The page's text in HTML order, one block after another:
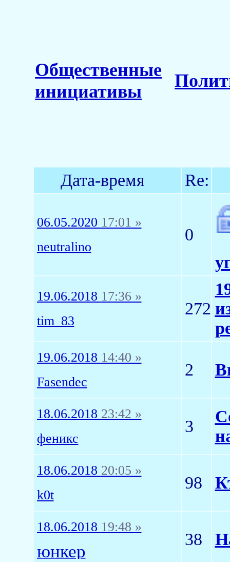
Общественные
инициативы
Дата-время Re:
06.05.2020 17:01 »
neutralino
0
19.06.2018 17:36 »
tim_83
272
19.06.2018 14:40 »
Fasendec
2
18.06.2018 23:42 »
феникс
3
18.06.2018 20:05 »
k0t
98
18.06.2018 19:48 »
юнкер
38